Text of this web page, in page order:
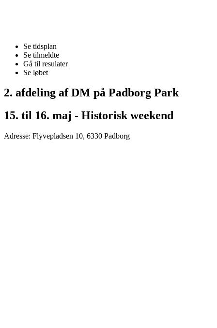
Se tidsplan
Se tilmeldte
Gå til resulater
Se løbet
2. afdeling af DM på Padborg Park
15. til 16. maj - Historisk weekend
Adresse: Flyvepladsen 10, 6330 Padborg